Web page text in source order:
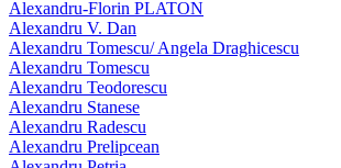
Alexandru-Florin PLATON
Alexandru V. Dan
Alexandru Tomescu/ Angela Draghicescu
Alexandru Tomescu
Alexandru Teodorescu
Alexandru Stanese
Alexandru Radescu
Alexandru Prelipcean